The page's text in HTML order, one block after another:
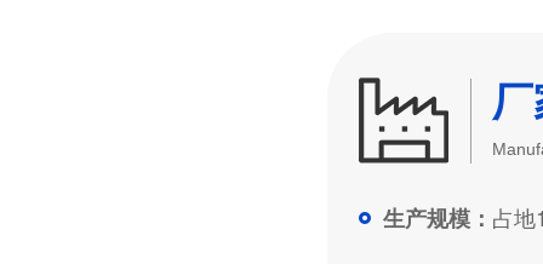
生产规模： 占地